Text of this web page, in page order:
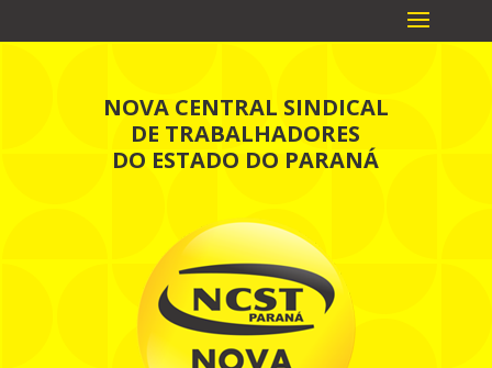
NOVA CENTRAL SINDICAL
DE TRABALHADORES
DO ESTADO DO PARANÁ